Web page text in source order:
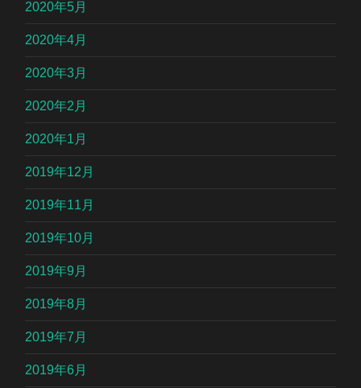
2020年5月
2020年4月
2020年3月
2020年2月
2020年1月
2019年12月
2019年11月
2019年10月
2019年9月
2019年8月
2019年7月
2019年6月